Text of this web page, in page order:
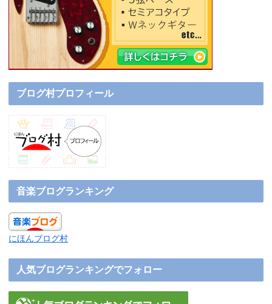
ブログ村プロフィール
音楽ブログランキング
にほんブログ村
人気ブログランキングでフォロー